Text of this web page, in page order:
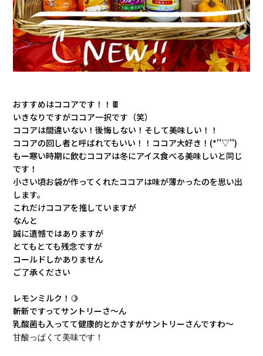
おすすめはココアです！！🍫
いきなりですがココア一択です（笑）
ココアは間違いない！後悔しない！そして美味しい！！
ココアの回し者と呼ばれてもいい！！ココア大好き！(*''▽'')
もー寒い時期に飲むココアは冬にアイス食べる美味しいと同じ
です！
小さい頃お袋が作ってくれたココアは味が薄かったのを思い出
します。
これだけココアを推していますが
なんと
誠に遺憾ではありますが
とてもとても残念ですが
コールドしかありません
ご了承ください
レモンミルク！🍋
斬新ですってサントリーさ～ん
乳酸菌も入ってて健康的とかさすがサントリーさんですわ～
甘酸っぱくて美味です！